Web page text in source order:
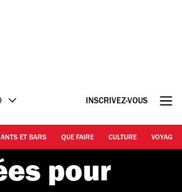
INSCRIVEZ-VOUS
ET BARS QUE FAIRE CULTURE VOYAGE
pour